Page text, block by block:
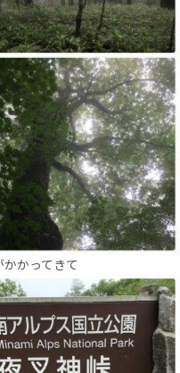
かってきて